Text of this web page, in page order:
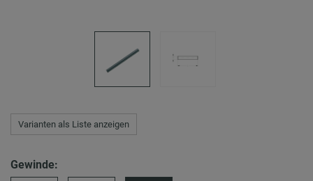
Varianten als Liste anzeigen
Gewinde: